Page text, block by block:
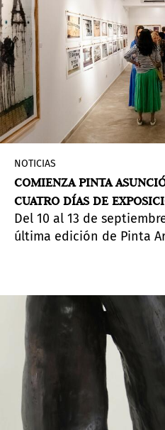
NOTICIAS
COMIENZA PINTA
CUATRO DÍAS DE
DEBATES
Del 10 al 13 de
última edición de Pinta